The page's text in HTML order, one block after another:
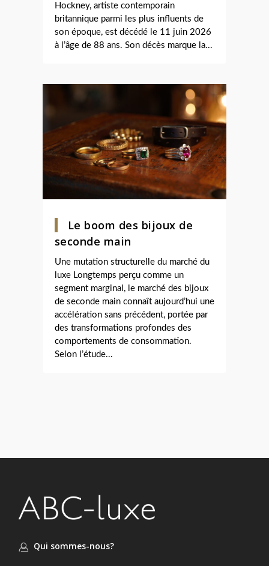
Hockney, artiste contemporain
britannique parmi les plus influents de
son époque, est décédé le 11 juin 2026
à l’âge de 88 ans. Son décès marque la...
Le boom des bijoux de
seconde main
Une mutation structurelle du marché du
luxe Longtemps perçu comme un
segment marginal, le marché des bijoux
de seconde main connaît aujourd’hui une
accélération sans précédent, portée par
des transformations profondes des
comportements de consommation.
Selon l’étude...
Qui sommes-nous?